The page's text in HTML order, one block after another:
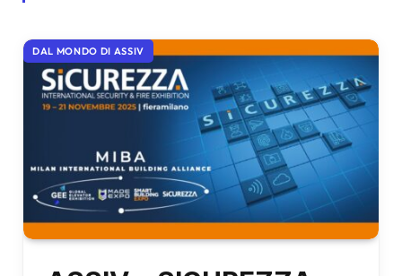
DAL MONDO DI ASSIV